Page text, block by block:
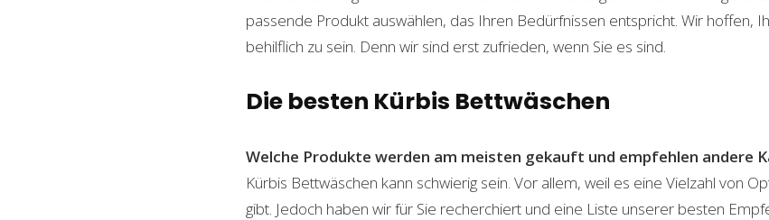
passende Produkt auswählen, das Ihren Bedürfnissen entspricht. Wir hoffen,
behilflich zu sein. Denn wir sind erst zufrieden, wenn Sie es sind.
Die besten Kürbis Bettwäschen
Welche Produkte werden am meisten gekauft und empfehlen andere
Kürbis Bettwäschen kann schwierig sein. Vor allem, weil es eine Vielzahl von
gibt. Jedoch haben wir für Sie recherchiert und eine Liste unserer besten